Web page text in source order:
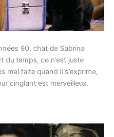
90, chat de Sabrina
du temps, ce n’est juste
mal faite quand il s’exprime,
cinglant est merveilleux.